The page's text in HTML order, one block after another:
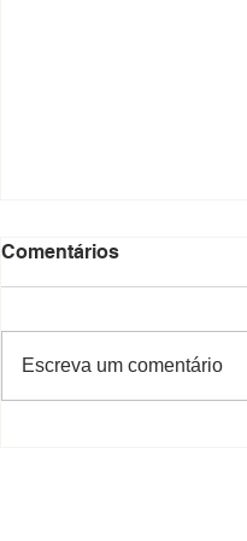
Comentários
Escreva um comentário